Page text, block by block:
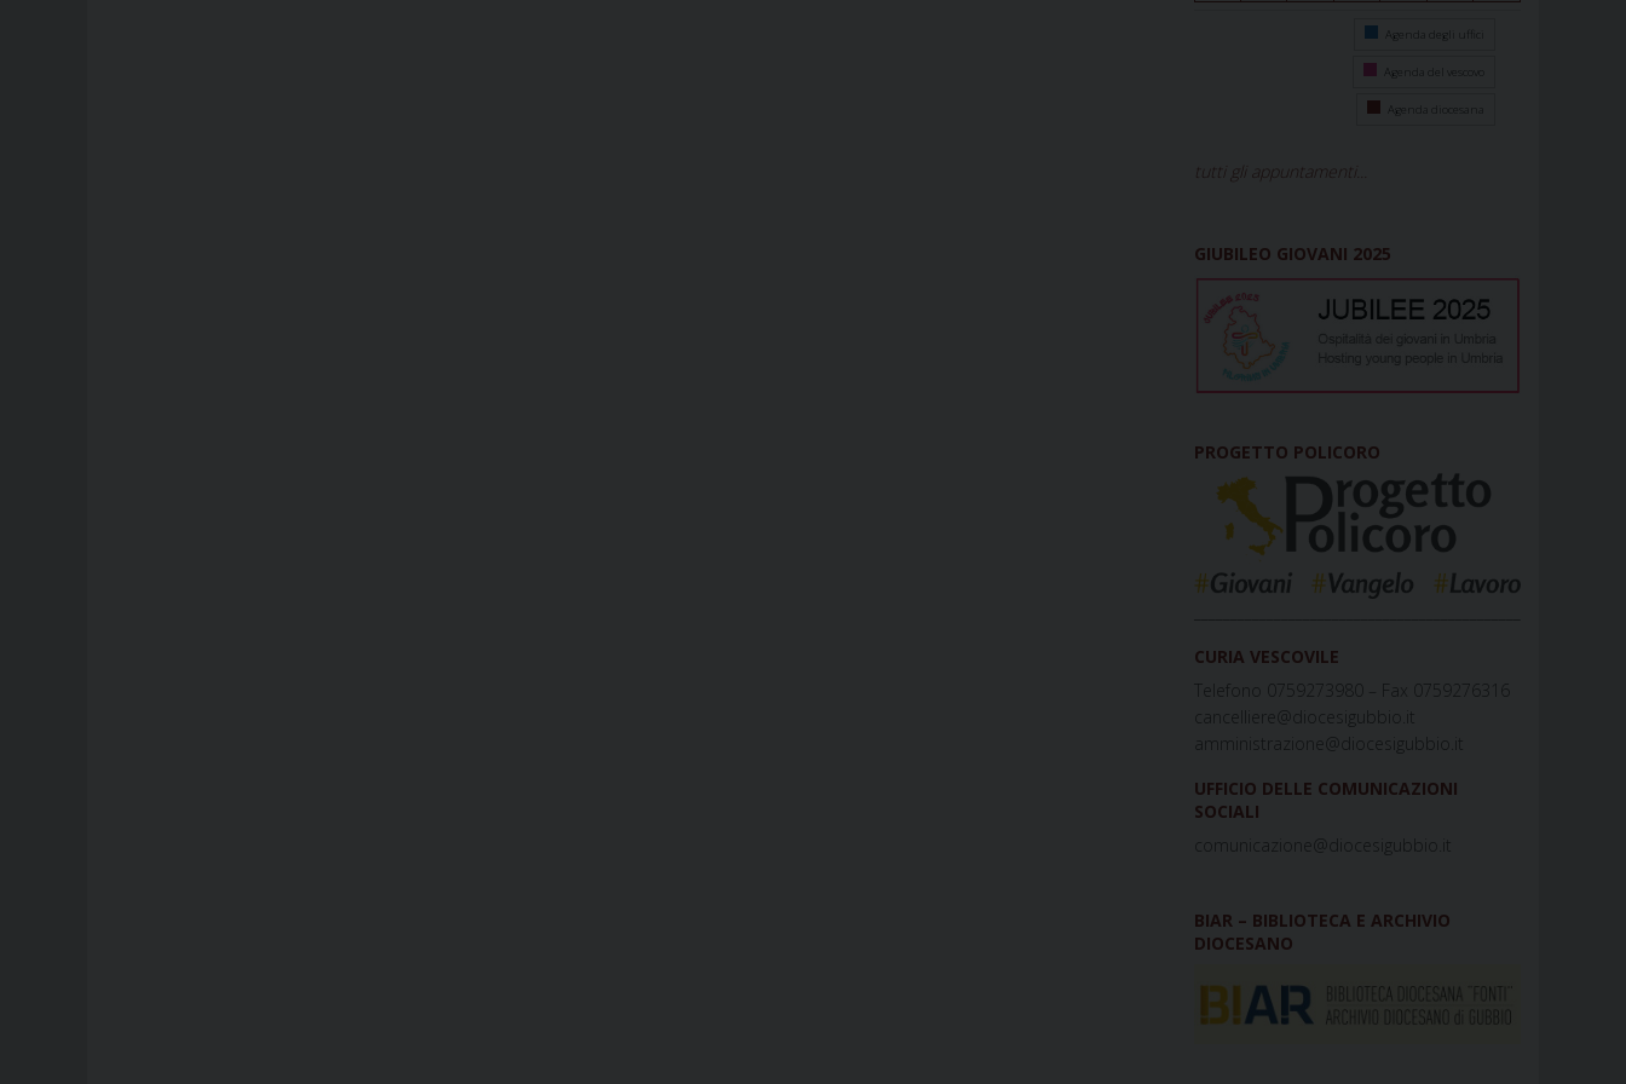
Agenda degli uffici
Agenda del vescovo
Agenda diocesana
tutti gli appuntamenti...
GIUBILEO GIOVANI 2025
PROGETTO POLICORO
CURIA VESCOVILE
Telefono 0759273980 – Fax 0759276316
cancelliere@diocesigubbio.it
amministrazione@diocesigubbio.it
UFFICIO DELLE COMUNICAZIONI
SOCIALI
comunicazione@diocesigubbio.it
BIAR – BIBLIOTECA E ARCHIVIO
DIOCESANO